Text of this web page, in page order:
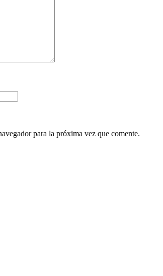
para la próxima vez que comente.